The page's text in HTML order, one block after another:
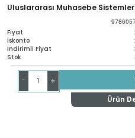
Uluslararası Muhasebe
Fiyat :
İskonto :
İndirimli Fiyat :
Stok :
- +
Ürün